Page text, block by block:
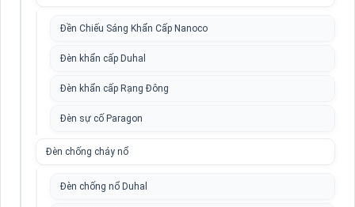
Đền Chiếu Sáng Khẩn Cấp Nanoco
Đèn khẩn cấp Duhal
Đèn khẩn cấp Rạng Đông
Đèn sự cố Paragon
Đèn chống cháy nổ
Đèn chống nổ Duhal